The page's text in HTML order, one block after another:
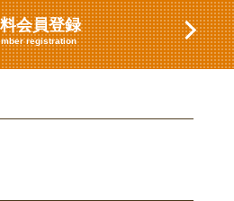
会員登録
registration